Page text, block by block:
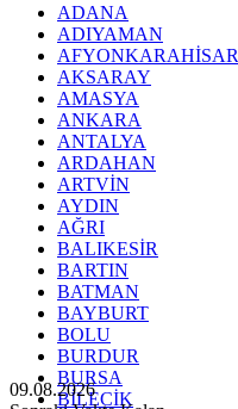
ADANA
ADIYAMAN
AFYONKARAHİSAR
AKSARAY
AMASYA
ANKARA
ANTALYA
ARDAHAN
ARTVİN
AYDIN
AĞRI
BALIKESİR
BARTIN
BATMAN
BAYBURT
BOLU
BURDUR
BURSA
BİLECİK
09.08.2026